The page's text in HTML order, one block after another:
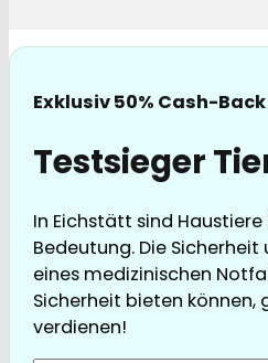
Exklusiv 50% Cash-
Testsieger
In Eichstätt sind
Bedeutung. Die
eines medizinischen
Sicherheit bieten können,
verdienen!